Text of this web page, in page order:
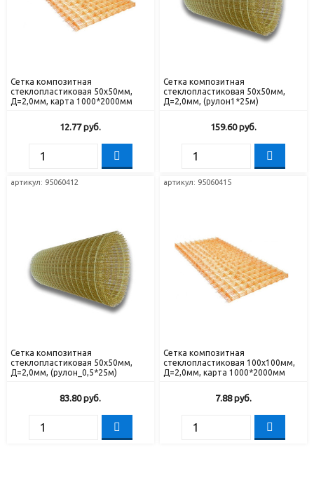
Сетка композитная
стеклопластиковая 50х50мм,
Д=2,0мм, карта 1000*2000мм
12.77руб.
Сетка композитная
стеклопластиковая 50х50мм,
Д=2,0мм, (рулон1*25м)
159.60руб.
артикул: 95060412
Сетка композитная
стеклопластиковая 50х50мм,
Д=2,0мм, (рулон_0,5*25м)
83.80руб.
артикул: 95060415
Сетка композитная
стеклопластиковая 100х100мм,
Д=2,0мм, карта 1000*2000мм
7.88руб.